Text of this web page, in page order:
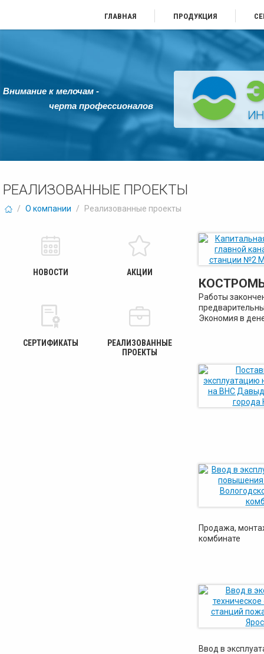
ГЛАВНАЯ ПРОДУКЦИЯ
Внимание к мелочам -
черта профессионалов
РЕАЛИЗОВАННЫЕ ПРОЕКТЫ
/ О компании / Реализованные проекты
Работы
Экономия в
Продажа,
комбинате
Ввод в
НОВОСТИ АКЦИИ
СЕРТИФИКАТЫ
РЕАЛИЗОВАННЫЕ
ПРОЕКТЫ